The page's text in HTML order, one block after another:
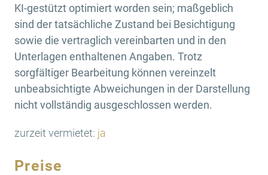
KI-gestützt optimiert worden sein; maßgeblich
sind der tatsächliche Zustand bei Besichtigung
sowie die vertraglich vereinbarten und in den
Unterlagen enthaltenen Angaben. Trotz
sorgfältiger Bearbeitung können vereinzelt
unbeabsichtigte Abweichungen in der Darstellung
nicht vollständig ausgeschlossen werden.
zurzeit vermietet: ja
Preise